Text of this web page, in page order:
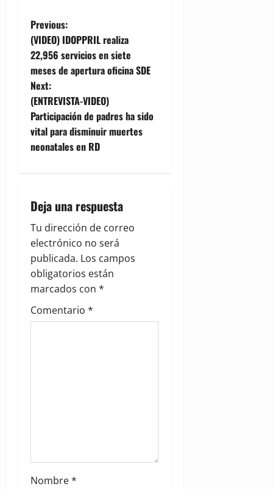
P
o
s
t
n
a
i
g
a
t
i
Previous:
(VIDEO) IDOPPRIL realiza
22,956 servicios en siete
meses de apertura oficina SDE
Next:
(ENTREVISTA-VIDEO)
Participación de padres ha sido
vital para disminuir muertes
neonatales en RD
Deja una respuesta
Tu dirección de correo
electrónico no será
publicada. Los campos
obligatorios están
marcados con *
Comentario *
Nombre*